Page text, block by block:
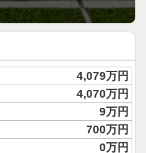
4,079万円
4,070万円
9万円
700万円
0万円